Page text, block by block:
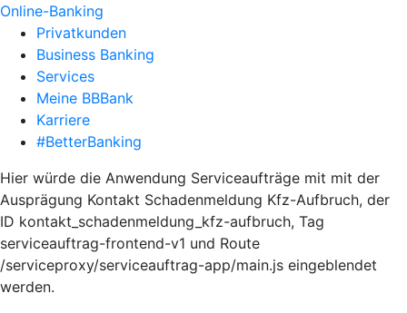
Online-Banking
Privatkunden
Business Banking
Services
Meine BBBank
Karriere
#BetterBanking
Hier würde die Anwendung Serviceaufträge mit mit der
Ausprägung Kontakt Schadenmeldung Kfz-Aufbruch, der
ID kontakt_schadenmeldung_kfz-aufbruch, Tag
serviceauftrag-frontend-v1 und Route
/serviceproxy/serviceauftrag-app/main.js eingeblendet
werden.